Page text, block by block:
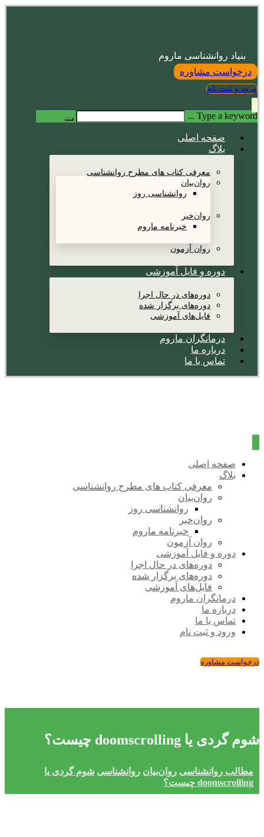
بنیاد روانشناسی ماروم
درخواست مشاوره
ورود و ثبت نام
Type a keyword ...
صفحه اصلی
بلاگ
معرفی کتاب های مطرح روانشناسی
روان‌بیان
روانشناسی روز
روان‌خبر
خبرنامه ماروم
روان آزمون
دوره و فایل آموزشی
دوره‌های در حال اجرا
دوره‌های برگزار شده
فایل‌های آموزشی
درمانگران ماروم
درباره ما
تماس با ما
صفحه اصلی
بلاگ
معرفی کتاب های مطرح روانشناسی
روان‌بیان
روانشناسی روز
روان‌خبر
خبرنامه ماروم
روان آزمون
دوره و فایل آموزشی
دوره‌های در حال اجرا
دوره‌های برگزار شده
فایل‌های آموزشی
درمانگران ماروم
درباره ما
تماس با ما
ورود و ثبت نام
درخواست مشاوره
شوم گردی یا doomscrolling چیست؟
مطالب روانشناسی روان‌بیان روانشناسی شوم گردی یا
doomscrolling چیست؟